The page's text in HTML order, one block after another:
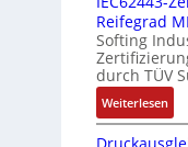
u
t
r
i
e
-
f
u
n
k
m
Reifegrad
Softing
durch TÜV
Weiterlesen:
I
E